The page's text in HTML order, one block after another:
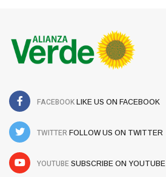
FACEBOOK LIKE US ON FACEBOOK
TWITTER FOLLOW US ON TWITTER
YOUTUBE SUBSCRIBE ON YOUTUBE